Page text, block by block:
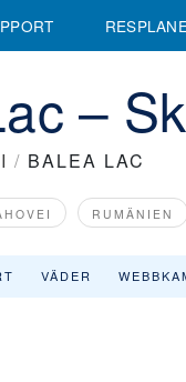
–
/ BALEA LAC
RUMÄNIEN
VÄDER
liftkort,